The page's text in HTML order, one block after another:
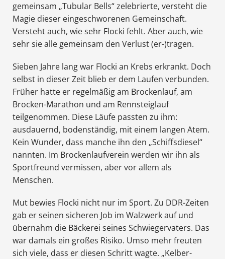
gemeinsam „Tubular Bells“ zelebrierte, versteht die
Magie dieser eingeschworenen Gemeinschaft.
Versteht auch, wie sehr Flocki fehlt. Aber auch, wie
sehr sie alle gemeinsam den Verlust (er-)tragen.
Sieben Jahre lang war Flocki an Krebs erkrankt. Doch
selbst in dieser Zeit blieb er dem Laufen verbunden.
Früher hatte er regelmäßig am Brockenlauf, am
Brocken-Marathon und am Rennsteiglauf
teilgenommen. Diese Läufe passten zu ihm:
ausdauernd, bodenständig, mit einem langen Atem.
Kein Wunder, dass manche ihn den „Schiffsdiesel“
nannten. Im Brockenlaufverein werden wir ihn als
Sportfreund vermissen, aber vor allem als
Menschen.
Mut bewies Flocki nicht nur im Sport. Zu DDR-Zeiten
gab er seinen sicheren Job im Walzwerk auf und
übernahm die Bäckerei seines Schwiegervaters. Das
war damals ein großes Risiko. Umso mehr freuten
sich viele, dass er diesen Schritt wagte. „Kelber-